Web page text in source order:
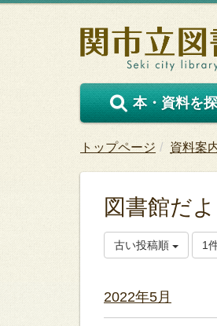
本・資料を
トップページ 資料案
図書館だよ
古い投稿順 1
2022年5月